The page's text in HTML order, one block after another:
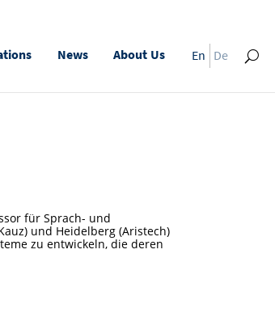
News About Us En De
für Sprach- und
und Heidelberg (Aristech)
zu entwickeln, die deren